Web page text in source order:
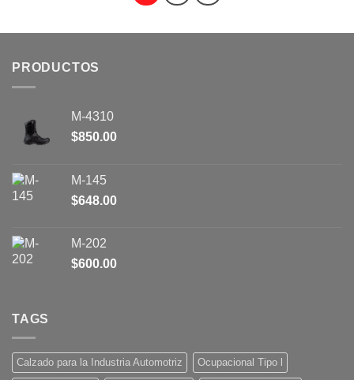
PRODUCTOS
M-4310
$850.00
M-145
$648.00
M-202
$600.00
TAGS
Calzado para la Industria Automotriz Ocupacional Tipo l